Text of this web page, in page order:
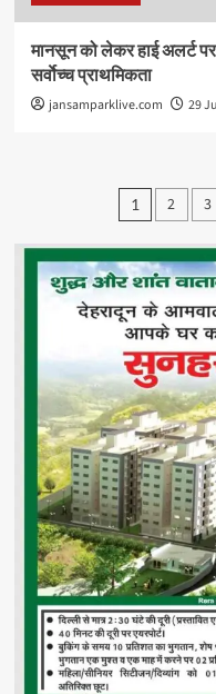
मानसून को लेकर हाई अलर्ट
सर्वाेच्च प्राथमिकता
jansamparklive.com 29
Posts
1 2 3